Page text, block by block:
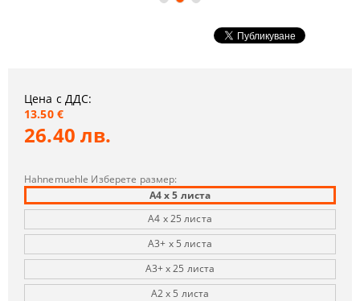
Цена с ДДС:
13.50 €
26.40 лв.
Hahnemuehle Изберете размер:
A4 х 5 листа
A4 х 25 листа
A3+ х 5 листа
A3+ х 25 листа
A2 х 5 листа